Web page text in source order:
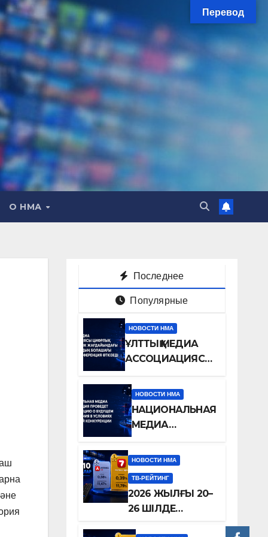
О НМА
Последнее
Популярные
НОВОСТИ НМА
ҰЛТТЫҚ МЕДИА
АССОЦИАЦИЯСЫ
ЦИФРЛЫҚ
БӘСЕКЕЛЕСТІК
ЖАҒДАЙЫНДАҒЫ
ТЕЛЕДИДАРДЫҢ
БОЛАШАҒЫ
ТУРАЛЫ
КОНФЕРЕНЦИЯ
ӨТКІЗЕДІ
НОВОСТИ НМА
НАЦИОНАЛЬНАЯ
МЕДИА
АССОЦИАЦИЯ
ПРОВЕДЕТ
КОНФЕРЕНЦИЮ
О БУДУЩЕМ
ТЕЛЕВИДЕНИЯ В
УСЛОВИЯХ
ЦИФРОВОЙ
НОВОСТИ НМА
ТВ-РЕЙТИНГ
2026 ЖЫЛҒЫ 20–
26 ШІЛДЕ
Перевод